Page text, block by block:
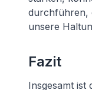
durchführen,
unsere
Fazit
Insgesamt ist